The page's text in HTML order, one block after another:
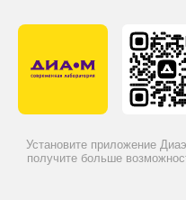
Установите приложение
получите больше